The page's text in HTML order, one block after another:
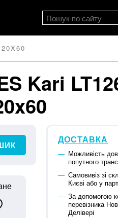
Kari
ДОСТАВКА
Можливість
попутного
Самовивіз зі
Києві або у
За допомогою
перевізника
Делівері